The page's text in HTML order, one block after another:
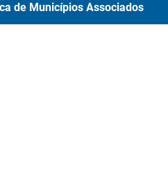
de Municípios Associados